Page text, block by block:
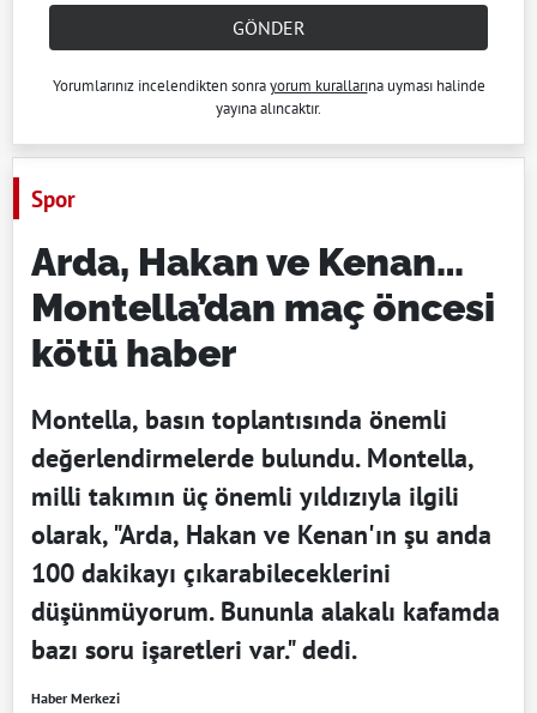
GÖNDER
Yorumlarınız incelendikten sonrayorum kurallarına uyması halinde
yayına alıncaktır.
Spor
Arda, Hakan ve Kenan…
Montella’dan maç öncesi
kötü haber
Montella, basın toplantısında önemli
değerlendirmelerde bulundu. Montella,
milli takımın üç önemli yıldızıyla ilgili
olarak, "Arda, Hakan ve Kenan'ın şu anda
100 dakikayı çıkarabileceklerini
düşünmüyorum. Bununla alakalı kafamda
bazı soru işaretleri var." dedi.
Haber Merkezi